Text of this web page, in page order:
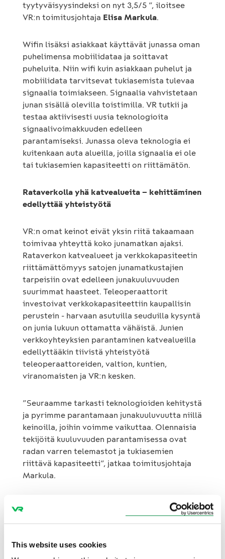
This website uses cookies
tyytyväisyysindeksi on nyt 3,5/5 ”, iloitsee
VR:n toimitusjohtaja Elisa Markula.
Wifin lisäksi asiakkaat käyttävät junassa oman
puhelimensa mobiilidataa ja soittavat
puheluita. Niin wifi kuin asiakkaan puhelut ja
mobiilidata tarvitsevat tukiasemista tulevaa
signaalia toimiakseen. Signaalia vahvistetaan
junan sisällä olevilla toistimilla. VR tutkii ja
testaa aktiivisesti uusia teknologioita
signaalivoimakkuuden edelleen
parantamiseksi. Junassa oleva teknologia ei
kuitenkaan auta alueilla, joilla signaalia ei ole
tai tukiasemien kapasiteetti on riittämätön.
Rataverkolla yhä katvealueita – kehittäminen
edellyttää yhteistyötä
VR:n omat keinot eivät yksin riitä takaamaan
toimivaa yhteyttä koko junamatkan ajaksi.
Rataverkon katvealueet ja verkkokapasiteetin
riittämättömyys satojen junamatkustajien
tarpeisiin ovat edelleen junakuuluvuuden
suurimmat haasteet. Teleoperaattorit
investoivat verkkokapasiteettiin kaupallisin
perustein - harvaan asutuilla seuduilla kysyntä
on junia lukuun ottamatta vähäistä. Junien
verkkoyhteyksien parantaminen katvealueilla
edellyttääkin tiivistä yhteistyötä
teleoperaattoreiden, valtion, kuntien,
viranomaisten ja VR:n kesken.
”Seuraamme tarkasti teknologioiden kehitystä
ja pyrimme parantamaan junakuuluvuutta niillä
keinoilla, joihin voimme vaikuttaa. Olennaisia
tekijöitä kuuluvuuden parantamisessa ovat
radan varren telemastot ja tukiasemien
riittävä kapasiteetti”, jatkaa toimitusjohtaja
Markula.
omistajaohjausministeri Joakim Strandin
aloitteesta perjantaina 8.11. järjestettyyn
rataverkon varrella. Tilaisuudessa sovittiin